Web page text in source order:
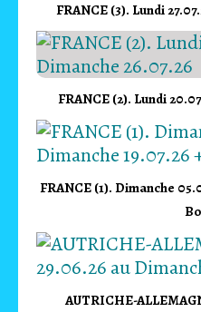
FRANCE (3). Lundi
FRANCE (2). Lundi
FRANCE (1). Dimanche
AUTRICHE-